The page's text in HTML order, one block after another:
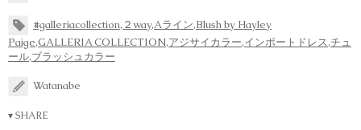
#galleriacollection, ２way,Aライン,Blush by Hayley
Paige,GALLERIA COLLECTION,アジサイカラー,インポートドレス,チュ
ール,ブラッシュカラー
Watanabe
▾ SHARE